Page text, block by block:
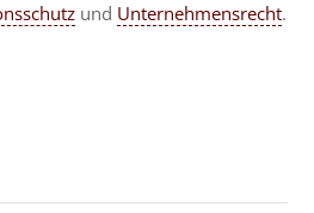
und Unternehmensrecht.